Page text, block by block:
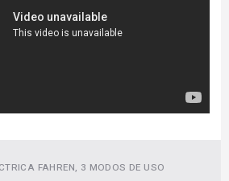
FAHREN, 3 MODOS DE USO